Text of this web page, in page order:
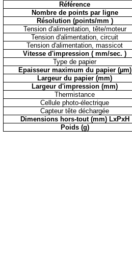
Référence
Nombre de points par ligne
Résolution (points/mm )
Tension d'alimentation, tête/moteur
Tension d'alimentation, circuit
Tension d'alimentation, massicot
Vitesse d'impression ( mm/sec. )
Type de papier
Epaisseur maximum du papier (µm)
Largeur du papier (mm)
Largeur d'impression (mm)
Thermistance
Cellule photo-électrique
Capteur tête déchargée
Dimensions hors-tout (mm) LxPxH
Poids (g)